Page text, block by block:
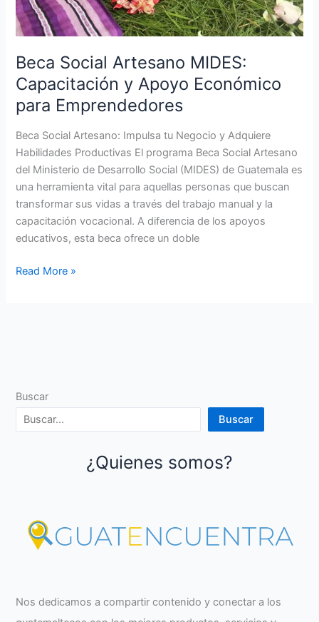
Beca Social Artesano MIDES:
Capacitación y Apoyo Económico
para Emprendedores
Beca Social Artesano: Impulsa tu Negocio y Adquiere
Habilidades Productivas El programa Beca Social Artesano
del Ministerio de Desarrollo Social (MIDES) de Guatemala es
una herramienta vital para aquellas personas que buscan
transformar sus vidas a través del trabajo manual y la
capacitación vocacional. A diferencia de los apoyos
educativos, esta beca ofrece un doble
Emprendedores
Read More »
Buscar
Buscar
¿Quienes somos?
Nos dedicamos a compartir contenido y conectar a los